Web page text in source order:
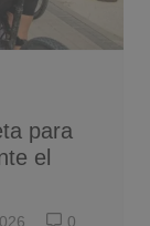
para
el
0